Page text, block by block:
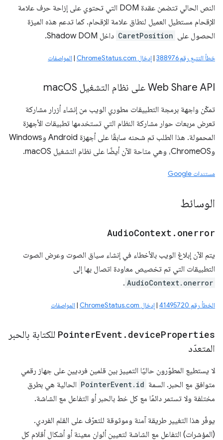
النص الحالي تتضمن عقدة DOM التي تحتوي على إزاحة حرف علامة
الإقحام مستطيل العميل لنطاق علامة الإقحام. كما تدعم هذه الميزة
الحصول على CaretPosition داخل Shadow DOM.
خطأ التتبع رقم 388976 |إدخال ChromeStatus.com |المواصفات
Web Share API على نظام التشغيل mac OS
تمكّن واجهة برمجة التطبيقات مطوري الويب من إنشاء أزرار مشاركة
تعرض مربعات حوار مشاركة النظام التي تستخدمها تطبيقات الأجهزة
المحمولة. هذا الطلب تم شحنه سابقًا على أجهزة Android وWindows
وChromeOS، وهي متاحة الآن أيضًا على نظام التشغيل macOS.
مستندات Google
الوسائط
AudioContext . onerror
يتم الآن إبلاغ الويب بالأخطاء في إنشاء سياق الصوت وعرض الصوت
التطبيقات التي تم تخصيص معاودة اتصال بها إلى
AudioContext.onerror
.
الخطأ رقم 41495720 |إدخال ChromeStatus.com |المواصفات
PointerEvent . deviceProperties
للكتابة بالحبر
المتعدّد
لا يستطيع المطوّرون حاليًا التمييز بين قلمين فرديين على جهاز رقمي
متوافق مع الحبر. السمة PointerEvent.id الحالية هي بطرق
مختلفة ولا تستمر دائمًا مع كل خط بالحبر أو التفاعل مع الشاشة.
يوفّر هذا التغيير طريقة آمنة وموثوقة للتعرّف على القلم الفردي.
(المؤشرات) التفاعل مع الشاشة لتعيين ألوان معينة أو أشكال أقلام كل